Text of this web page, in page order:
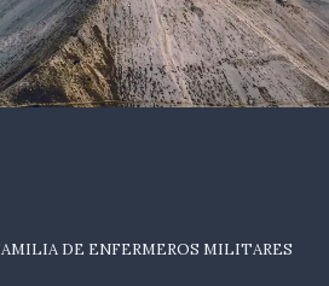
DE ENFERMEROS MILITARES